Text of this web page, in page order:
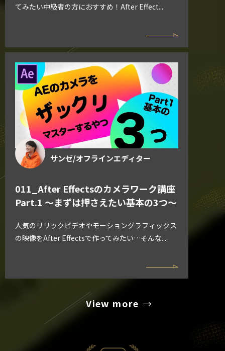
てみたい中級者の方におすすめ！After Effect...
サンゼ/オフラインエディター
011_After Effectsのカメラワーク講座
Part.1 〜まずは押さえたい基本の3つ〜
人気のリリックビデオやモーショングラフィックス
の映像をAfter Effectsで作ってみたい…そんな...
View more